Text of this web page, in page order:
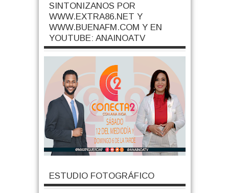
SINTONIZANOS POR
WWW.EXTRA86.NET Y
WWW.BUENAFM.COM Y EN
YOUTUBE: ANAINOATV
ESTUDIO FOTOGRÁFICO